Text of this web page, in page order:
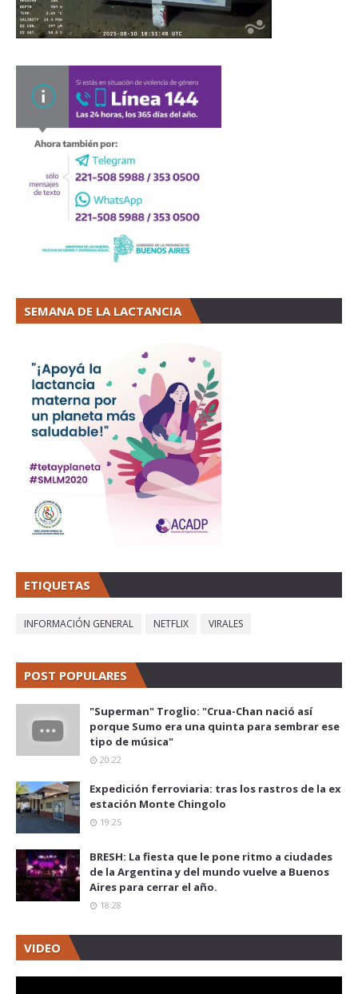
SEMANA DE LA LACTANCIA
ETIQUETAS
INFORMACIÓN GENERAL NETFLIX VIRALES
POST POPULARES
"Superman" Troglio: "Crua-Chan nació así
porque Sumo era una quinta para sembrar ese
tipo de música"
20:22
Expedición ferroviaria: tras los rastros de la ex
estación Monte Chingolo
19:25
BRESH: La fiesta que le pone ritmo a ciudades
de la Argentina y del mundo vuelve a Buenos
Aires para cerrar el año.
18:28
VIDEO